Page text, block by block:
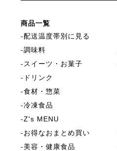
商品一覧
配送温度帯別に見る
調味料
スイーツ・お菓子
ドリンク
食材・惣菜
冷凍食品
Z's MENU
お得なおまとめ買い
美容・健康食品